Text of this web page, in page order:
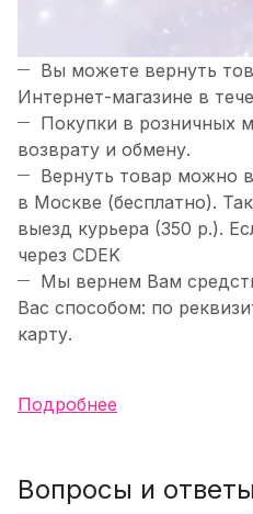
Вы можете вернуть
Интернет-магазине в
Покупки в розничных
возврату и обмену.
Вернуть товар можно
в Москве (бесплатно).
выезд курьера (350 р.).
через CDEK
Мы вернем Вам
Вас способом: по
карту.
Подробнее
Вопросы и ответы